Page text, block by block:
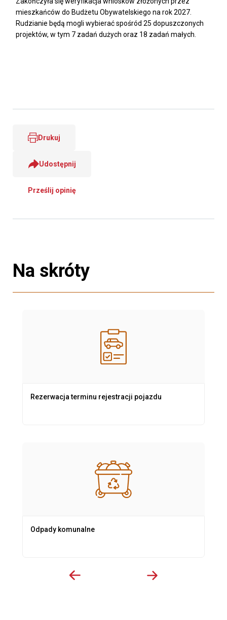
mieszkańców do Budżetu Obywatelskiego na rok 2027.
Rudzianie będą mogli wybierać spośród 25 dopuszczonych
projektów, w tym 7 zadań dużych oraz 18 zadań małych.
Drukuj
Udostępnij
Prześlij opinię
Na skróty
Rezerwacja terminu rejestracji pojazdu
Odpady komunalne